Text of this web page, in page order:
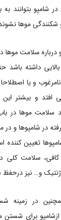
شامپو بتوانند
موها
سلامت موها
داشته باشد
و یا
افتد و بیشتر
موها در باب
در شامپوها و در
تعیین کننده
سلامت کلی
و… نیز
در زمینه
برای